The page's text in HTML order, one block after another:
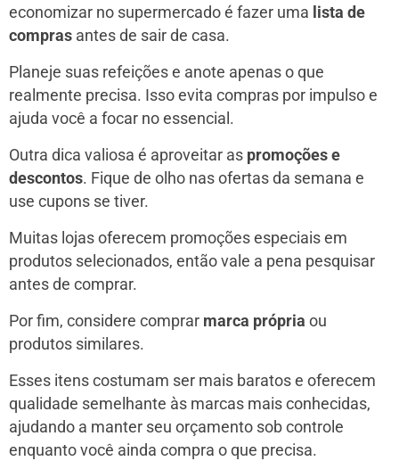
economizar no supermercado é fazer uma lista de
compras antes de sair de casa.
Planeje suas refeições e anote apenas o que
realmente precisa. Isso evita compras por impulso e
ajuda você a focar no essencial.
Outra dica valiosa é aproveitar as promoções e
descontos. Fique de olho nas ofertas da semana e
use cupons se tiver.
Muitas lojas oferecem promoções especiais em
produtos selecionados, então vale a pena pesquisar
antes de comprar.
Por fim, considere comprar marca própria ou
produtos similares.
Esses itens costumam ser mais baratos e oferecem
qualidade semelhante às marcas mais conhecidas,
ajudando a manter seu orçamento sob controle
enquanto você ainda compra o que precisa.